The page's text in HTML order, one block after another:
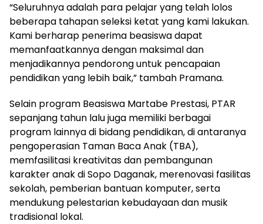
“Seluruhnya adalah para pelajar yang telah lolos
beberapa tahapan seleksi ketat yang kami lakukan.
Kami berharap penerima beasiswa dapat
memanfaatkannya dengan maksimal dan
menjadikannya pendorong untuk pencapaian
pendidikan yang lebih baik,” tambah Pramana.
Selain program Beasiswa Martabe Prestasi, PTAR
sepanjang tahun lalu juga memiliki berbagai
program lainnya di bidang pendidikan, di antaranya
pengoperasian Taman Baca Anak (TBA),
memfasilitasi kreativitas dan pembangunan
karakter anak di Sopo Daganak, merenovasi fasilitas
sekolah, pemberian bantuan komputer, serta
mendukung pelestarian kebudayaan dan musik
tradisional lokal.